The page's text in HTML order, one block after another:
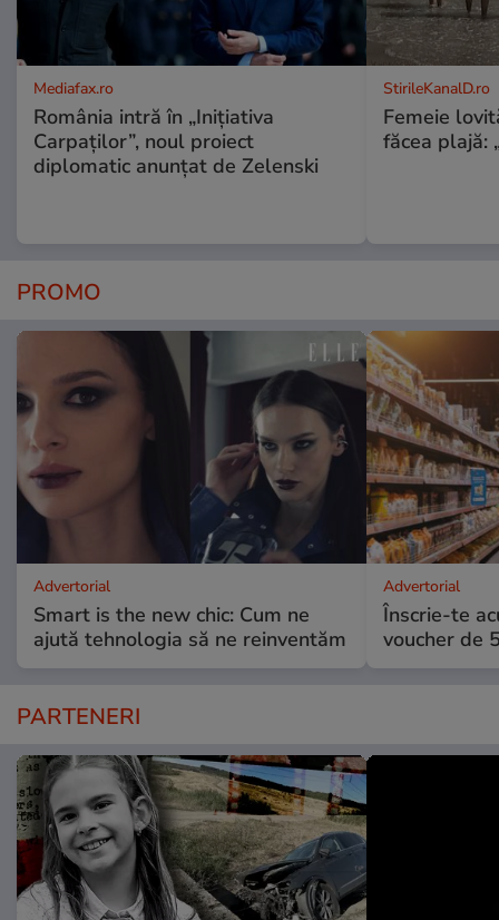
Mediafax.ro
România intră în „Inițiativa
Carpaților”, noul proiect
diplomatic anunțat de Zelenski
StirileKanalD.ro
Femeie
făcea plajă:
PROMO
Advertorial
Smart is the new chic: Cum ne
ajută tehnologia să ne reinventăm
Advertorial
Înscrie-te
voucher de
PARTENERI